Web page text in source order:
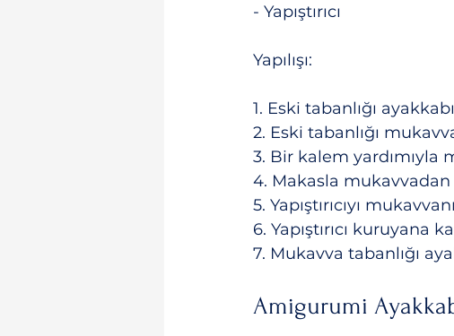
- Yapıştırıcı
Yapılışı:
1. Eski tabanlığı
2. Eski tabanlığı
3. Bir kalem yardımıyla
4. Makasla mukavvadan
5. Yapıştırıcıyı
6. Yapıştırıcı kuruyana
7. Mukavva tabanlığı
Amigurumi